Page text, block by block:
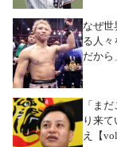
なぜ
る人々
だから
「ま
り来
え【